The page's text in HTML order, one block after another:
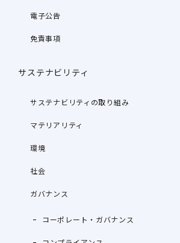
電子公告
免責事項
サステナビリティ
サステナビリティの取り組み
マテリアリティ
環境
社会
ガバナンス
コーポレート・ガバナンス